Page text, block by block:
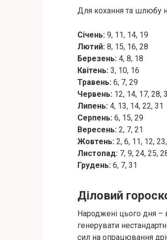
Для кохання та шлюбу
Січень: 9, 11, 14, 19
Лютий: 8, 15, 16, 28
Березень: 4, 8, 18
Квітень: 3, 10, 16
Травень: 6, 7, 29
Червень: 12, 14, 17, 28,
Липень: 4, 13, 14, 22, 31
Серпень: 6, 15, 29
Вересень: 2, 7, 21
Жовтень: 2, 6, 11, 12,
Листопад: 7, 9, 24, 25,
Грудень: 6, 7, 31
Діловий
Народжені цього дня –
генерувати
сил на опрацювання